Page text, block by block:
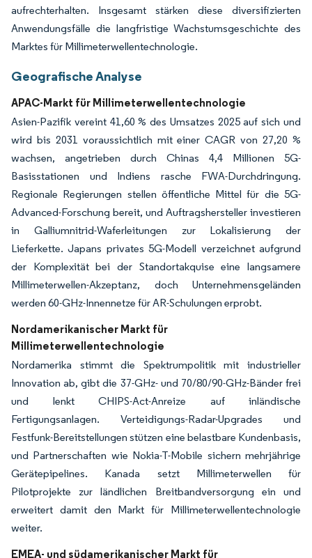
aufrechterhalten. Insgesamt stärken diese diversifizierten
Anwendungsfälle die langfristige Wachstumsgeschichte des
Marktes für Millimeterwellentechnologie.
Geografische Analyse
APAC-Markt für Millimeterwellentechnologie
Asien-Pazifik vereint 41,60 % des Umsatzes 2025 auf sich und
wird bis 2031 voraussichtlich mit einer CAGR von 27,20 %
wachsen, angetrieben durch Chinas 4,4 Millionen 5G-
Basisstationen und Indiens rasche FWA-Durchdringung.
Regionale Regierungen stellen öffentliche Mittel für die 5G-
Advanced-Forschung bereit, und Auftragshersteller investieren
in Galliumnitrid-Waferleitungen zur Lokalisierung der
Lieferkette. Japans privates 5G-Modell verzeichnet aufgrund
der Komplexität bei der Standortakquise eine langsamere
Millimeterwellen-Akzeptanz, doch Unternehmensgeländen
werden 60-GHz-Innennetze für AR-Schulungen erprobt.
Nordamerikanischer Markt für
Millimeterwellentechnologie
Nordamerika stimmt die Spektrumpolitik mit industrieller
Innovation ab, gibt die 37-GHz- und 70/80/90-GHz-Bänder frei
und lenkt CHIPS-Act-Anreize auf inländische
Fertigungsanlagen. Verteidigungs-Radar-Upgrades und
Festfunk-Bereitstellungen stützen eine belastbare Kundenbasis,
und Partnerschaften wie Nokia-T-Mobile sichern mehrjährige
Gerätepipelines. Kanada setzt Millimeterwellen für
Pilotprojekte zur ländlichen Breitbandversorgung ein und
erweitert damit den Markt für Millimeterwellentechnologie
weiter.
EMEA- und südamerikanischer Markt für